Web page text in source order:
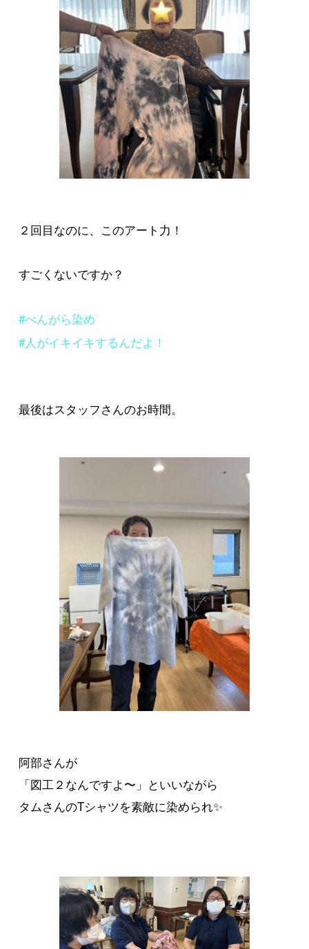
２回目なのに、このアート力！
すごくないですか？
#べんがら染め
#人がイキイキするんだよ！
最後はスタッフさんのお時間。
阿部さんが
「図工２なんですよ〜」といいながら
タムさんのTシャツを素敵に染められ✨